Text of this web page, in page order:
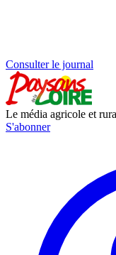
Consulter le journal
Le média agricole et
S'abonner